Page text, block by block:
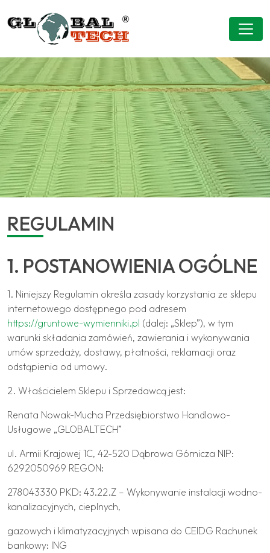
REGULAMIN
1. POSTANOWIENIA OGÓLNE
1. Niniejszy Regulamin określa zasady korzystania ze sklepu
internetowego dostępnego pod adresem
https://gruntowe-wymienniki.pl (dalej: „Sklep”), w tym
warunki składania zamówień, zawierania i wykonywania
umów sprzedaży, dostawy, płatności, reklamacji oraz
odstąpienia od umowy.
2. Właścicielem Sklepu i Sprzedawcą jest:
Renata Nowak-Mucha Przedsiębiorstwo Handlowo-
Usługowe „GLOBALTECH”
ul. Armii Krajowej 1C, 42-520 Dąbrowa Górnicza NIP:
6292050969 REGON:
278043330 PKD: 43.22.Z – Wykonywanie instalacji wodno-
kanalizacyjnych, cieplnych,
gazowych i klimatyzacyjnych wpisana do CEIDG Rachunek
bankowy: ING